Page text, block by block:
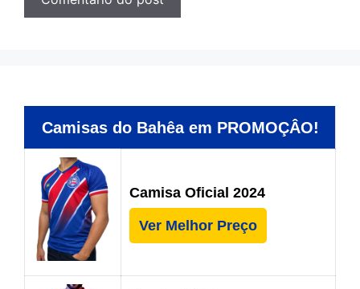
Camisas do Bahêa em PROMOÇÂO!
Camisa Oficial 2024
Ver Melhor Preço